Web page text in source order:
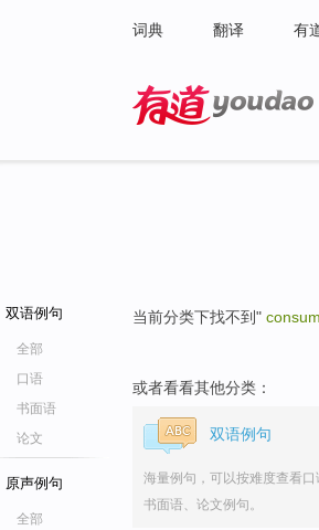
词典 翻译 有
双语例句
全部
口语
书面语
论文
原声例句
全部
当前分类下找不到"
或者看看其他分类：
双语例句
海量例句，可以按难度查看口
书面语、论文例句。